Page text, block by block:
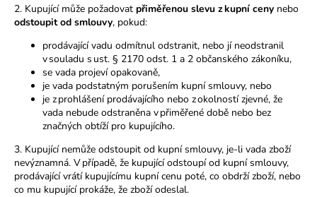
2. Kupující může požadovat přiměřenou slevu z kupní ceny nebo
odstoupit od smlouvy, pokud:
prodávající vadu odmítnul odstranit, nebo jí neodstranil
v souladu s ust. § 2170 odst. 1 a 2 občanského zákoníku,
se vada projeví opakovaně,
je vada podstatným porušením kupní smlouvy, nebo
je z prohlášení prodávajícího nebo z okolností zjevné, že
vada nebude odstraněna v přiměřené době nebo bez
značných obtíží pro kupujícího.
3. Kupující nemůže odstoupit od kupní smlouvy, je-li vada zboží
nevýznamná. V případě, že kupující odstoupí od kupní smlouvy,
prodávající vrátí kupujícímu kupní cenu poté, co obdrží zboží, nebo
co mu kupující prokáže, že zboží odeslal.